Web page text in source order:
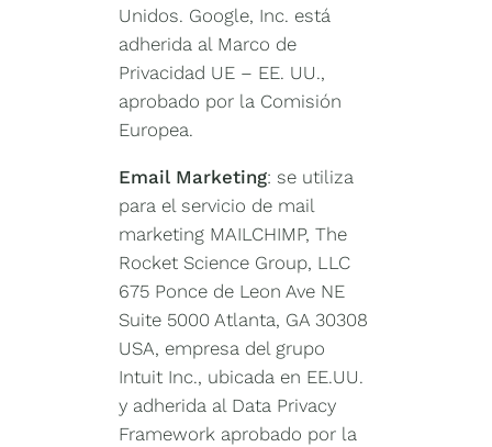
Unidos. Google, Inc. está
adherida al Marco de
Privacidad UE – EE. UU.,
aprobado por la Comisión
Europea.
Email Marketing: se utiliza
para el servicio de mail
marketing MAILCHIMP, The
Rocket Science Group, LLC
675 Ponce de Leon Ave NE
Suite 5000 Atlanta, GA 30308
USA, empresa del grupo
Intuit Inc., ubicada en EE.UU.
y adherida al Data Privacy
Framework aprobado por la